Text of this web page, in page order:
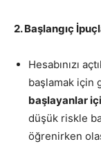
2. Başlangıç
Hesabınızı
başlamak için
başlayanlar
düşük riskle
öğrenirken